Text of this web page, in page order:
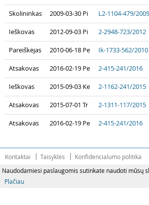
Naudodamiesi paslaugomis sutinkate naudoti mūsų
Plačiau
Skolininkas 2009-03-30 Pi L2-1104-479/2009
Ieškovas 2012-09-03 Pi 2-2948-723/2012
Pareiškėjas 2010-06-18 Pe Ik-1733-562/2010
Atsakovas 2016-02-19 Pe 2-415-241/2016
Ieškovas 2015-09-03 Ke 2-1162-241/2015
Atsakovas 2015-07-01 Tr 2-1311-117/2015
Atsakovas 2016-02-19 Pe 2-415-241/2016
Kontaktai Taisyklės Konfidencialumo politika